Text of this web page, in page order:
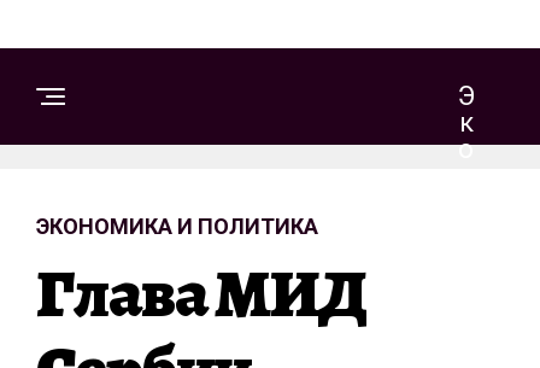
Э
К
О
ЭКОНОМИКА И ПОЛИТИКА
Глава МИД